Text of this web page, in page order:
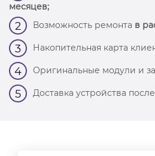
месяцев;
2 Возможность ремонта в
3 Накопительная карта
4 Оригинальные модули и
5 Доставка устройства